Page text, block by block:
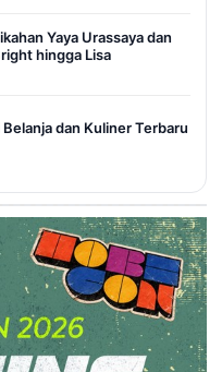
Yaya Urassaya dan
hingga Lisa
dan Kuliner Terbaru